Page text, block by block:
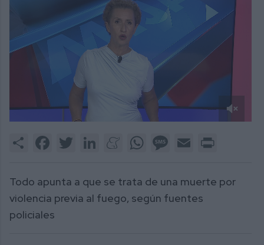
2
Share FacebookTwitter LinkedInMeneameWhatsAppMessage
Email
Todo apunta a que se trata de una muerte por
violencia previa al fuego, según fuentes
policiales